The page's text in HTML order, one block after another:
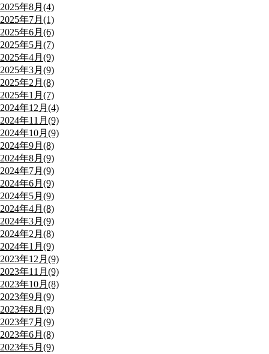
2025年8月(4)
2025年7月(1)
2025年6月(6)
2025年5月(7)
2025年4月(9)
2025年3月(9)
2025年2月(8)
2025年1月(7)
2024年12月(4)
2024年11月(9)
2024年10月(9)
2024年9月(8)
2024年8月(9)
2024年7月(9)
2024年6月(9)
2024年5月(9)
2024年4月(8)
2024年3月(9)
2024年2月(8)
2024年1月(9)
2023年12月(9)
2023年11月(9)
2023年10月(8)
2023年9月(9)
2023年8月(9)
2023年7月(9)
2023年6月(8)
2023年5月(9)